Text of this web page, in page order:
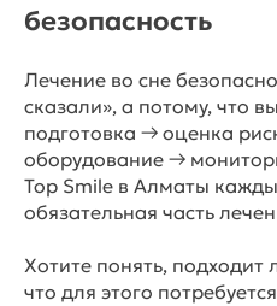
безопасность
Лечение во сне
сказали», а потому, что
подготовка → оценка
оборудование →
Top Smile в Алматы
обязательная часть
Хотите понять, подходит
что для этого